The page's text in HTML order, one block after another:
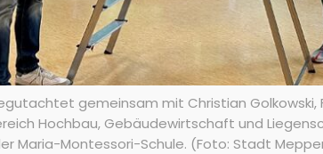
gemeinsam mit Christian Golkowski,
Hochbau, Gebäudewirtschaft und
Maria-Montessori-Schule. (Foto: Stadt